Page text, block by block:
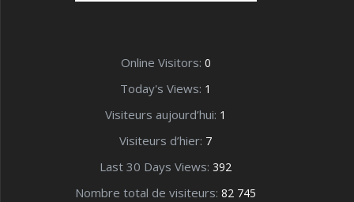
Online Visitors: 0
Today's Views: 1
Visiteurs aujourd’hui: 1
Visiteurs d’hier: 7
Last 30 Days Views: 392
Nombre total de visiteurs: 82 745